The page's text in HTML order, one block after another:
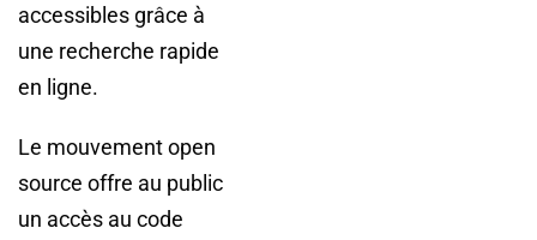
accessibles grâce à
une recherche rapide
en ligne.
Le mouvement open
source offre au public
un accès au code